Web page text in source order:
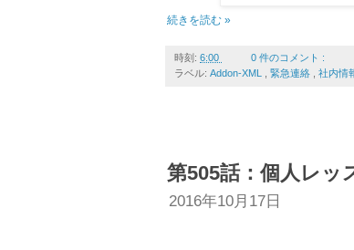
続きを読む »
時刻: 6:00
0 件のコメント :
ラベル: Addon-XML 緊急連絡 社内情
第505話：個人レッ
2016年10月17日